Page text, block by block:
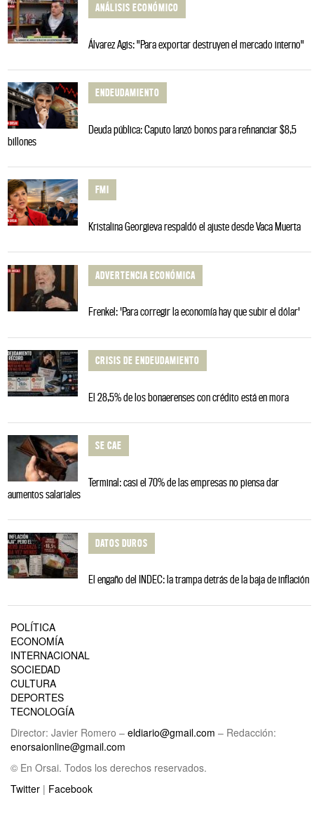
ANÁLISIS ECONÓMICO
Álvarez Agis: "Para exportar destruyen el mercado interno"
ENDEUDAMIENTO
Deuda pública: Caputo lanzó bonos para refinanciar $8,5
billones
FMI
Kristalina Georgieva respaldó el ajuste desde Vaca Muerta
ADVERTENCIA ECONÓMICA
Frenkel: 'Para corregir la economía hay que subir el dólar'
CRISIS DE ENDEUDAMIENTO
El 28,5% de los bonaerenses con crédito está en mora
SE CAE
Terminal: casi el 70% de las empresas no piensa dar
aumentos salariales
DATOS DUROS
El engaño del INDEC: la trampa detrás de la baja de inflación
POLÍTICA
ECONOMÍA
INTERNACIONAL
SOCIEDAD
CULTURA
DEPORTES
TECNOLOGÍA
Director: Javier Romero – eldiario@gmail.com – Redacción:
enorsaionline@gmail.com
© En Orsai. Todos los derechos reservados.
Twitter | Facebook